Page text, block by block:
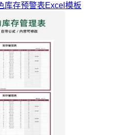
库存预警表Excel模板